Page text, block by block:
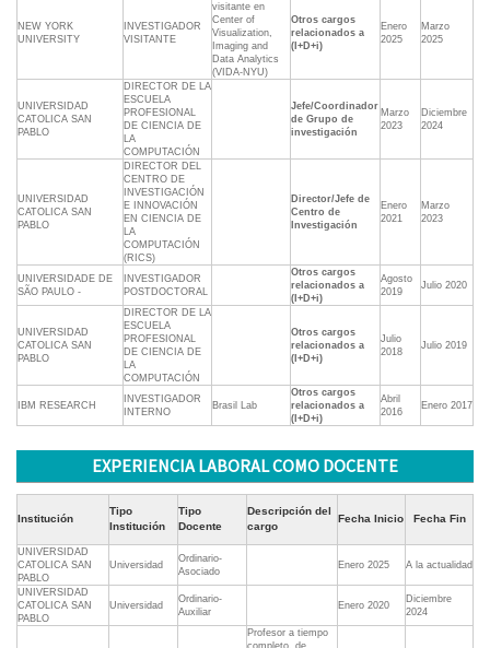
NEW YORK
UNIVERSITY
INVESTIGADOR
VISITANTE
visitante en
Center of
Visualization,
Imaging and
Data Analytics
(VIDA-NYU)
Otros cargos
relacionados a
(I+D+i)
Enero
2025
Marzo
2025
UNIVERSIDAD
CATOLICA SAN
PABLO
DIRECTOR DE LA
ESCUELA
PROFESIONAL
DE CIENCIA DE
LA
COMPUTACIÓN
Jefe/Coordinador
de Grupo de
investigación
Marzo
2023
Diciembre
2024
UNIVERSIDAD
CATOLICA SAN
PABLO
DIRECTOR DEL
CENTRO DE
INVESTIGACIÓN
E INNOVACIÓN
EN CIENCIA DE
LA
COMPUTACIÓN
(RICS)
Director/Jefe de
Centro de
Investigación
Enero
2021
Marzo
2023
UNIVERSIDADE DE
SÃO PAULO -
INVESTIGADOR
POSTDOCTORAL
Otros cargos
relacionados a
(I+D+i)
Agosto
2019
Julio 2020
UNIVERSIDAD
CATOLICA SAN
PABLO
DIRECTOR DE LA
ESCUELA
PROFESIONAL
DE CIENCIA DE
LA
COMPUTACIÓN
Otros cargos
relacionados a
(I+D+i)
Julio
2018
Julio 2019
IBM RESEARCH
INVESTIGADOR
INTERNO
Brasil Lab
Otros cargos
relacionados a
(I+D+i)
Abril
2016
Enero 2017
EXPERIENCIA LABORAL COMO DOCENTE
Institución
Tipo
Institución
Tipo
Docente
Descripción del
cargo
Fecha Inicio Fecha Fin
UNIVERSIDAD
CATOLICA SAN
PABLO
Universidad
Ordinario-
Asociado
Enero 2025 A la actualidad
UNIVERSIDAD
CATOLICA SAN
PABLO
Universidad
Ordinario-
Auxiliar
Enero 2020
Diciembre
2024
Profesor a tiempo
completo, de